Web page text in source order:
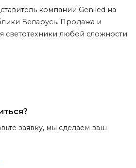
компании Geniled на
Беларусь. Продажа и
светотехники любой сложности.
заявку, мы сделаем ваш